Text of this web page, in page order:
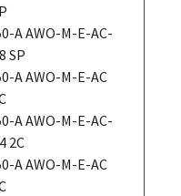
A AWO-M-E-AC-
SP
A AWO-M-E-AC
A AWO-M-E-AC-
2C
A AWO-M-E-AC